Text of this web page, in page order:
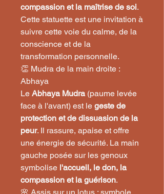
compassion et la maîtrise de soi.
Cette statuette est une invitation à
suivre cette voie du calme, de la
conscience et de la
transformation personnelle.
👏 Mudra de la main droite :
Abhaya
Le Abhaya Mudra(paume levée
face à l'avant) est le geste de
protection et de dissuasion de la
peur. Il rassure, apaise et offre
une énergie de sécurité. La main
gauche posée sur les genoux
symbolise l'accueil, le don, la
compassion et la guérison.